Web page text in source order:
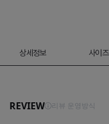
상세정보 사이즈